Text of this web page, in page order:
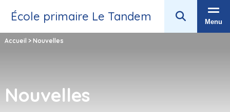
École primaire Le Tandem Menu
Accueil > Nouvelles
Nouvelles